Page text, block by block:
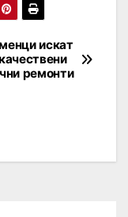
искат
ремонти